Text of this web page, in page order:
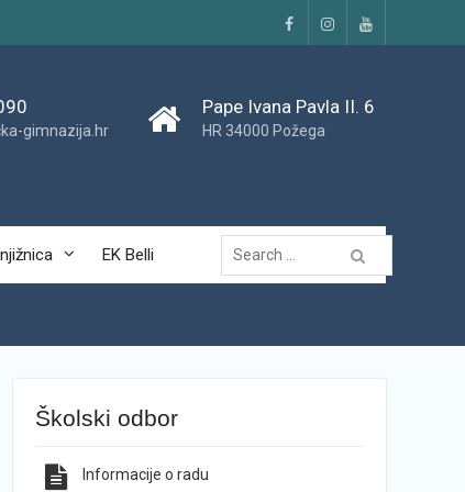
FacebookInstagramYouTube
gimnazija.hr
Pape Ivana Pavla II. 6
HR 34000 Požega
EK Belli
Traži...
Školski odbor
Informacije o radu